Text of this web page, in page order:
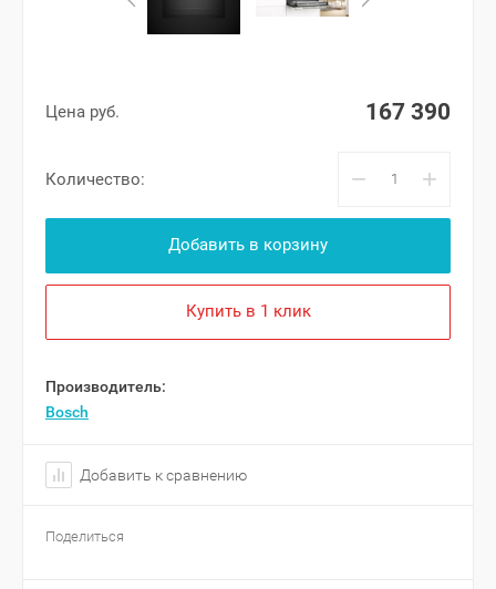
Цена руб. 167 390
Количество: − +
Добавить в корзину
Купить в 1 клик
Производитель:
Bosch
Добавить к сравнению
Поделиться